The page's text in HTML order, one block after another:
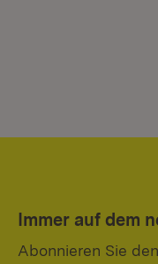
Immer auf dem
Abonnieren Sie